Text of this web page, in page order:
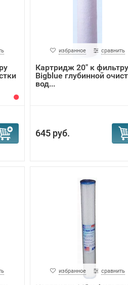
избранное сравнить
Картридж 20" к фильтру
Bigblue глубинной
вод...
645 руб.
избранное сравнить